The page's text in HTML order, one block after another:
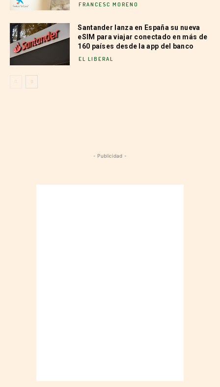
FRANCESC MORENO
Santander lanza en España su nueva
eSIM para viajar conectado en más de
160 países desde la app del banco
EL LIBERAL
- Publicidad -